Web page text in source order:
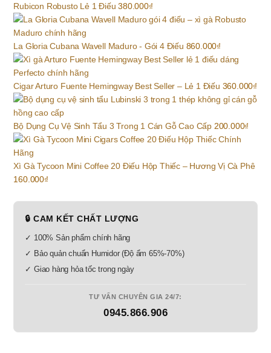
Rubicon Robusto Lẻ 1 Điếu 380.000₫
La Gloria Cubana Wavell Maduro - Gói 4 Điếu 860.000₫
Cigar Arturo Fuente Hemingway Best Seller – Lẻ 1 Điếu 360.000₫
Bộ Dụng Cụ Vệ Sinh Tẩu 3 Trong 1 Cán Gỗ Cao Cấp 200.000₫
Xì Gà Tycoon Mini Coffee 20 Điếu Hộp Thiếc – Hương Vị Cà Phê
160.000₫
🔒 CAM KẾT CHẤT LƯỢNG
✓ 100% Sản phẩm chính hãng
✓ Bảo quản chuẩn Humidor (Độ ẩm 65%-70%)
✓ Giao hàng hỏa tốc trong ngày
TƯ VẤN CHUYÊN GIA 24/7:
0945.866.906